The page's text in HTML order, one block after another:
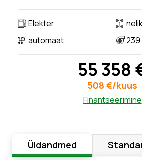
Elekter
automaat
239
55 358
508 €/kuus
Finantseerimine
Üldandmed